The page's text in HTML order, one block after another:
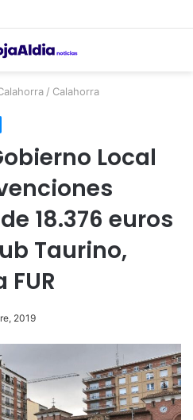
/ Calahorra
Local
18.376 euros
Taurino,
2019